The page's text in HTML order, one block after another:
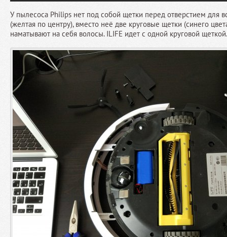
У пылесоса Philips нет под собой щетки перед отверстием для
(желтая по центру), вместо неё две круговые щетки (синего
наматывают на себя волосы. ILIFE идет с одной круговой щеткой.